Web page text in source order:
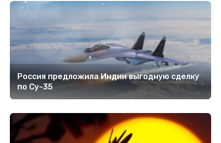
Россия предложила Индии выгодную сделку
по Су-35